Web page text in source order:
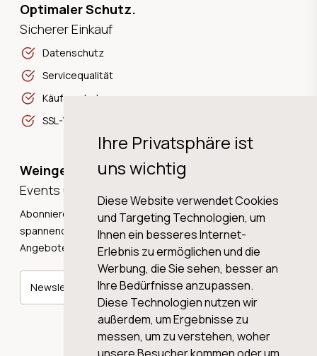
Ihre Privatsphäre ist
uns wichtig
Diese Website verwendet Cookies
und Targeting Technologien, um
Ihnen ein besseres Internet-
Erlebnis zu ermöglichen und die
Werbung, die Sie sehen, besser an
Ihre Bedürfnisse anzupassen.
Diese Technologien nutzen wir
außerdem, um Ergebnisse zu
messen, um zu verstehen, woher
Optimaler Schutz.
Sicherer Einkauf
Datenschutz
Servicequalität
Käuferschutz
SSL-Verschlüsselung
Weingeschichten,
Events und Neuigkeiten!
Abonnieren Sie unseren Newsletter und erhalten Sie
spannende Weingeschichten, Neuigkeiten und tolle
Angebote direkt in Ihre Mailbox.
Newsletter abonnieren